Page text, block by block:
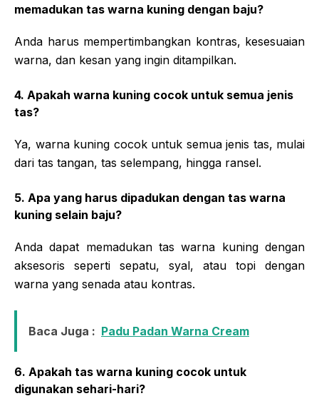
memadukan tas warna kuning dengan baju?
Anda harus mempertimbangkan kontras, kesesuaian
warna, dan kesan yang ingin ditampilkan.
4. Apakah warna kuning cocok untuk semua jenis
tas?
Ya, warna kuning cocok untuk semua jenis tas, mulai
dari tas tangan, tas selempang, hingga ransel.
5. Apa yang harus dipadukan dengan tas warna
kuning selain baju?
Anda dapat memadukan tas warna kuning dengan
aksesoris seperti sepatu, syal, atau topi dengan
warna yang senada atau kontras.
Baca Juga : Padu Padan Warna Cream
6. Apakah tas warna kuning cocok untuk
digunakan sehari-hari?